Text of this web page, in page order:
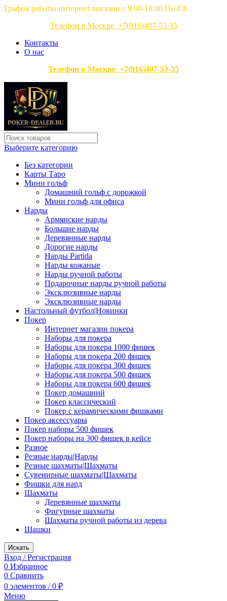
График работы интернет магазин с 9.00-19.00 Пн-Сб
Телефон в Москве +7(916)407-53-35
Контакты
О нас
Телефон в Москве +7(916)407-53-35
Выберите категорию
Без категории
Карты Таро
Мини гольф
Домашний гольф с дорожкой
Мини гольф для офиса
Нарды
Армянские нарды
Большие нарды
Деревянные нарды
Дорогие нарды
Нарды Partida
Нарды кожаные
Нарды ручной работы
Подарочные нарды ручной работы
Эксклюзивные нарды
Эксклюзивные нарды
Настольный футбол|Новинки
Покер
Интернет магазин покера
Наборы для покера
Наборы для покера 1000 фишек
Наборы для покера 200 фишек
Наборы для покера 300 фишек
Наборы для покера 500 фишек
Наборы для покера 600 фишек
Покер домашний
Покер классический
Покер с керамическими фишками
Покер аксессуары
Покер наборы 500 фишек
Покер наборы на 300 фишек в кейсе
Разное
Резные нарды|Нарды
Резные шахматы|Шахматы
Сувенирные шахматы|Шахматы
Фишки для нард
Шахматы
Деревянные шахматы
Фигурные шахматы
Шахматы ручной работы из дерева
Шашки
Искать
Вход / Регистрация
0 Избранное
0 Сравнить
0 элементов / 0 ₽
Меню